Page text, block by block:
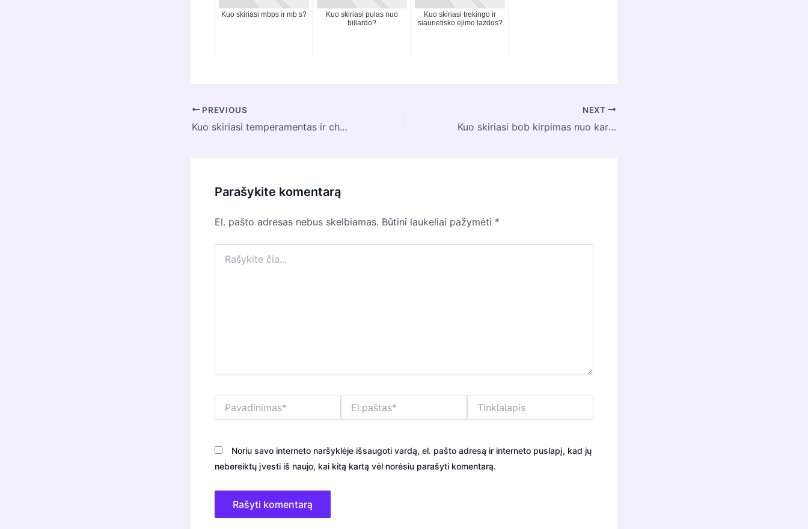
Kuo skiriasi mbps ir mb s?
Kuo skiriasi pulas nuo
biliardo?
Kuo skiriasi trekingo ir
siaurietisko ejimo lazdos?
Post
navigation
PREVIOUS
Kuo skiriasi temperamentas ir charakteris?
NEXT
Kuo skiriasi bob kirpimas nuo kare?
Parašykite komentarą
El. pašto adresas nebus skelbiamas. Būtini laukeliai pažymėti *
čia...
Noriu savo interneto naršyklėje išsaugoti vardą, el. pašto adresą ir interneto puslapį, kad jų
nebereiktų įvesti iš naujo, kai kitą kartą vėl norėsiu parašyti komentarą.